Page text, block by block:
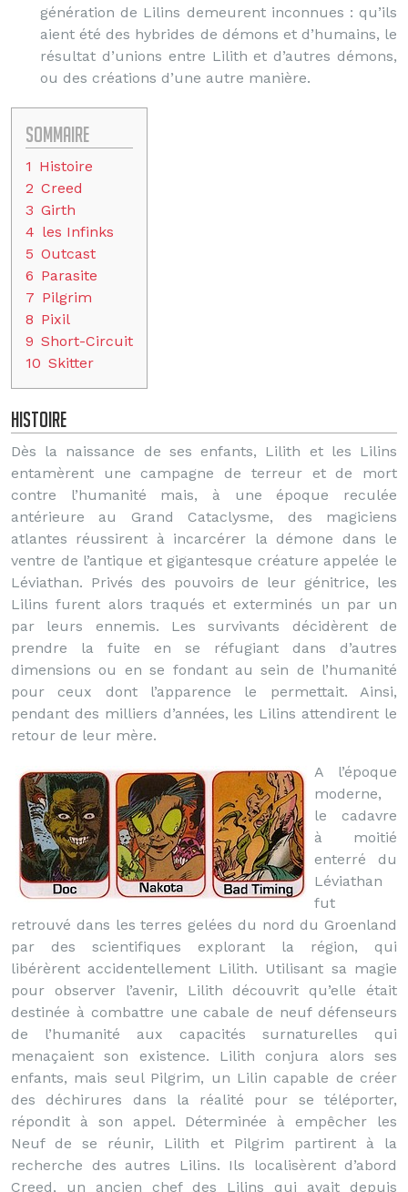
génération de Lilins demeurent inconnues : qu’ils
aient été des hybrides de démons et d’humains, le
résultat d’unions entre Lilith et d’autres démons,
ou des créations d’une autre manière.
Sommaire
1 Histoire
2 Creed
3 Girth
4 les Infinks
5 Outcast
6 Parasite
7 Pilgrim
8 Pixil
9 Short-Circuit
10 Skitter
Histoire
Dès la naissance de ses enfants, Lilith et les Lilins
entamèrent une campagne de terreur et de mort
contre l’humanité mais, à une époque reculée
antérieure au Grand Cataclysme, des magiciens
atlantes réussirent à incarcérer la démone dans le
ventre de l’antique et gigantesque créature appelée le
Léviathan. Privés des pouvoirs de leur génitrice, les
Lilins furent alors traqués et exterminés un par un
par leurs ennemis. Les survivants décidèrent de
prendre la fuite en se réfugiant dans d’autres
dimensions ou en se fondant au sein de l’humanité
pour ceux dont l’apparence le permettait. Ainsi,
pendant des milliers d’années, les Lilins attendirent le
retour de leur mère.
A l’époque
moderne,
le cadavre
à moitié
enterré du
Léviathan
fut
retrouvé dans les terres gelées du nord du Groenland
par des scientifiques explorant la région, qui
libérèrent accidentellement Lilith. Utilisant sa magie
pour observer l’avenir, Lilith découvrit qu’elle était
destinée à combattre une cabale de neuf défenseurs
de l’humanité aux capacités surnaturelles qui
menaçaient son existence. Lilith conjura alors ses
enfants, mais seul Pilgrim, un Lilin capable de créer
des déchirures dans la réalité pour se téléporter,
répondit à son appel. Déterminée à empêcher les
Neuf de se réunir, Lilith et Pilgrim partirent à la
recherche des autres Lilins. Ils localisèrent d’abord
Creed, un ancien chef des Lilins qui avait depuis